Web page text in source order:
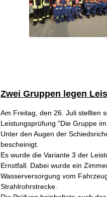
Zwei Gruppen legen
Am Freitag, den 26. Juli stellten
Leistungsprüfung "Die Gruppe
Unter den Augen der
bescheinigt.
Es wurde die Variante 3 der
Ernstfall. Dabei wurde ein
Wasserversorgung vom
Strahlrohrstrecke.